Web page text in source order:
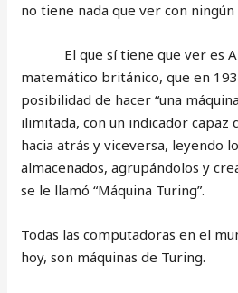
no tiene nada que ver con
El que sí tiene que ver es
matemático británico, que en
posibilidad de hacer “una
ilimitada, con un indicador capaz
hacia atrás y viceversa, leyendo
almacenados, agrupándolos y
se le llamó “Máquina Turing”.
Todas las computadoras en el
hoy, son máquinas de Turing.